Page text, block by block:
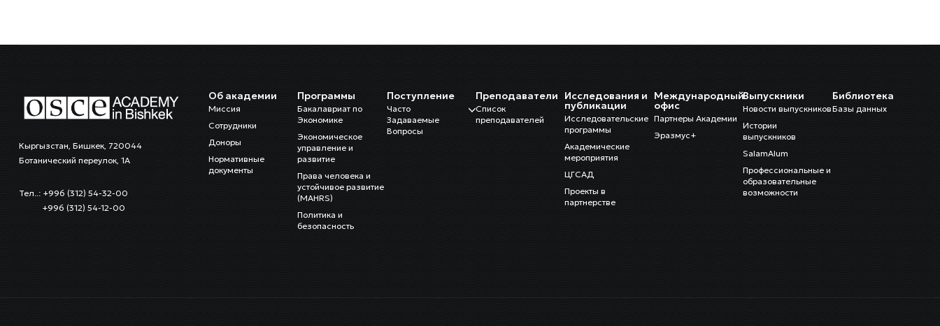
Кыргызстан, Бишкек, 720044
Ботанический переулок, 1А
Тел..: +996 (312) 54-32-00
+996 (312) 54-12-00
Об академии
Миссия
Сотрудники
Доноры
Нормативные
документы
Программы
Бакалавриат по
Экономике
Экономическое
управление и
развитие
Права человека и
устойчивое развитие
(MAHRS)
Политика и
безопасность
Поступление
Часто
Задаваемые
Вопросы
Преподаватели
Список
преподавателей
Исследования и
публикации
Исследовательские
программы
Академические
мероприятия
ЦГСАД
Проекты в
партнерстве
Международный
офис
Партнеры Академии
Эразмус+
Выпускники
Новости выпускников
Истории
выпускников
SalamAlum
Профессиональные и
образовательные
возможности
Библиотека
Базы данных